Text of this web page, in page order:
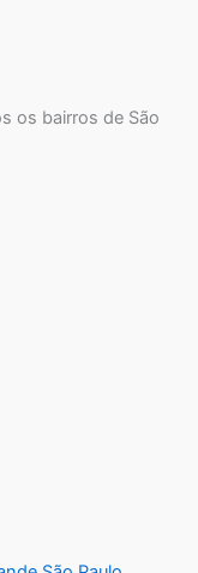
os bairros de São